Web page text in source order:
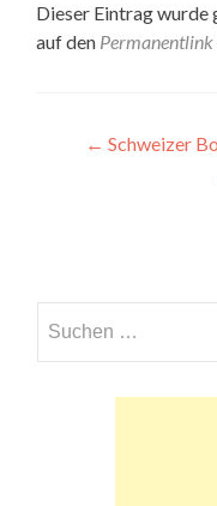
Dieser Eintrag wurde
auf den Permanentlink
← Schweizer
nach: